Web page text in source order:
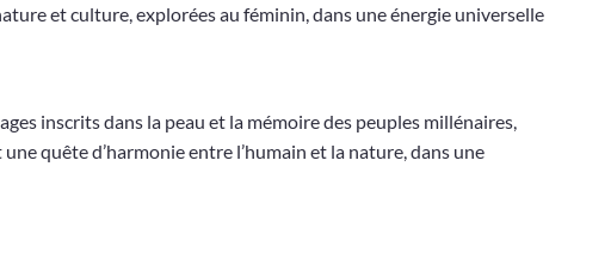
et culture, explorées au féminin, dans une énergie universelle
inscrits dans la peau et la mémoire des peuples millénaires,
quête d’harmonie entre l’humain et la nature, dans une